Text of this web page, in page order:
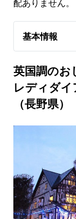
基本情報
英国調のお
レディダイ
（長野県）